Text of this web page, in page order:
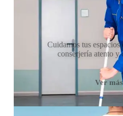
Cuidamos tus
conserjería atento y
Ver